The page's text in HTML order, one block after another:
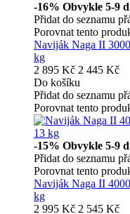
-16% Obvykle 5-9
Přidat do seznamu
Porovnat tento
Naviják Naga II
kg
2 895 Kč 2 445 Kč
Do košíku
Přidat do seznamu
Porovnat tento
-15% Obvykle 5-9
Přidat do seznamu
Porovnat tento
Naviják Naga II
kg
2 995 Kč 2 545 Kč